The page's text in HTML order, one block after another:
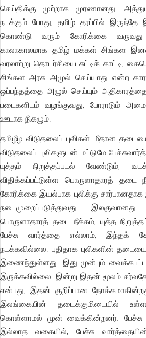
செய்திக்கு முற்றாக முரணானது.
நடக்கும் போது, தமிழ் தரப்பில்
கொண்டு வரும் கோரிக்கை வருவது
காலாகாலமாக தமிழ் மக்கள் சிங்கள
வரலாற்று தொடர்சியை சுட்டிக் காட்டி,
சிங்கள அரசு அமுல் செய்யாது என்ற
ஒப்பந்தத்தை அழுல் செய்யும்
படைகளிடம் வழங்குவது, போராடும்
ஊடாக நிகழும்.
தமிழீழ விடுதலைப் புலிகள் மீதான
விடுதலைப் புலிகளுடன் மட்டுமே
யுத்தம் நிறுத்தப்படல் வேண்டும்,
விதிக்கப்பட்டுள்ள பொருளாதாரத் தடை
கோரிக்கை இயல்பாக புலிக்கு
நடைமுறைப்படுத்துவது
பொருளாதாரத் தடை நீக்கம், யுத்த
பேச்சு வார்த்தை எல்லாம், இந்தக்
நடக்கவில்லை. புதிதாக புலிகளின்
இணைந்துள்ளது. இது முன்பும்
இருக்கவில்லை. இன்று இதன் மூலம்
என்பது, இதன் குறிப்பான
இலங்கையின் தடைக்குமிடையில்
கொள்ளாமல் முன் வைக்கின்றனர். பேச்சு
இல்லாத வகையில், பேச்சு